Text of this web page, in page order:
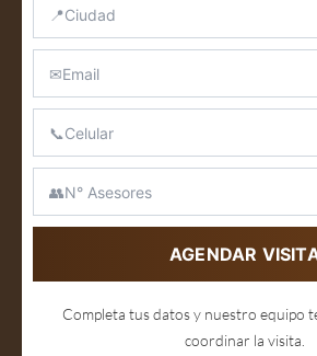
AGENDAR
Completa tus datos y nuestro equipo
coordinar la visita.